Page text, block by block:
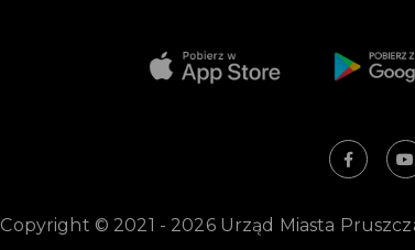
Copyright © 2021 - 2026 Urząd Miasta